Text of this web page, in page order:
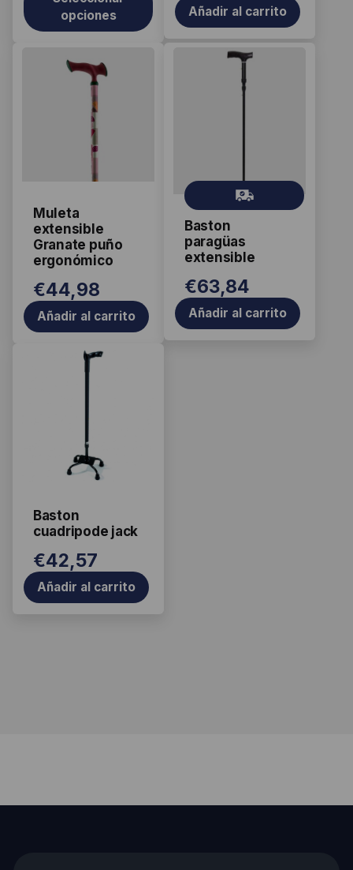
opciones
de
producto
Añadir al carrito
Muleta
extensible
Granate puño
ergonómico
€44,98
Añadir al carrito
Baston
paragüas
extensible
Gr
ati
€63,84
Añadir al carrito
Baston
cuadripode jack
€42,57
Añadir al carrito